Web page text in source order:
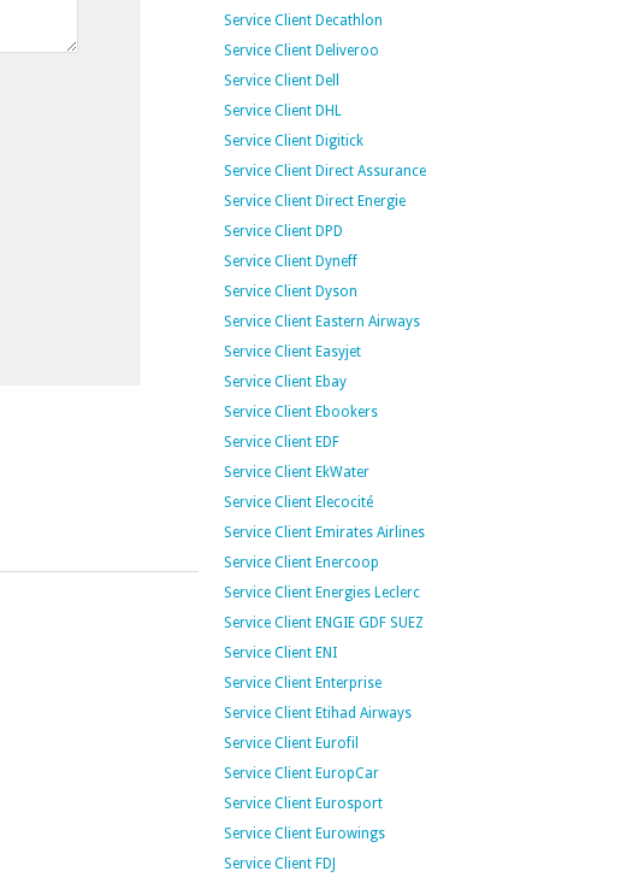
Service Client Decathlon
Service Client Deliveroo
Service Client Dell
Service Client DHL
Service Client Digitick
Service Client Direct Assurance
Service Client Direct Energie
Service Client DPD
Service Client Dyneff
Service Client Dyson
Service Client Eastern Airways
Service Client Easyjet
Service Client Ebay
Service Client Ebookers
Service Client EDF
Service Client EkWater
Service Client Elecocité
Service Client Emirates Airlines
Service Client Enercoop
Service Client Energies Leclerc
Service Client ENGIE GDF SUEZ
Service Client ENI
Service Client Enterprise
Service Client Etihad Airways
Service Client Eurofil
Service Client EuropCar
Service Client Eurosport
Service Client Eurowings
Service Client FDJ